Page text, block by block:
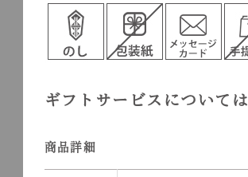
ギフトサービスについては
商品詳細